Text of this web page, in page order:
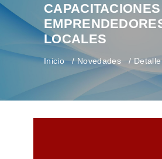
LOCALES
Inicio Novedades Detalle